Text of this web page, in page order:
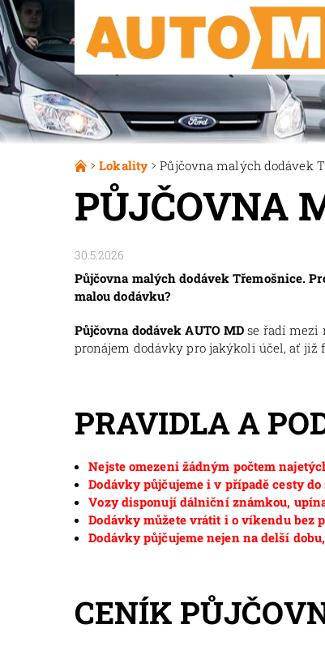
Lokality Půjčovna malých dodávek
PŮJČOVNA
30.5.2026
Půjčovna malých dodávek Třemošnice.
malou dodávku?
Půjčovna dodávek AUTO MDse řadí mezi
pronájem dodávky pro jakýkoli účel, ať již
PRAVIDLA A
Nejste omezeni žádným počtem
Dodávky půjčujeme i v případě cesty
Vozy disponují dálniční známkou,
Dodávky můžete vrátit i o víkendu bez
Dodávky půjčujeme nejen na delší
CENÍK